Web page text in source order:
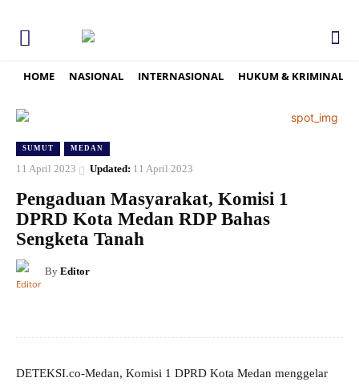
HOME NASIONAL INTERNASIONAL HUKUM & KRIMINAL
SUMUT MEDAN
11 April 2023 Updated: 11 April 2023
Pengaduan Masyarakat, Komisi 1
DPRD Kota Medan RDP Bahas
Sengketa Tanah
By Editor
DETEKSI.co-Medan, Komisi 1 DPRD Kota Medan menggelar